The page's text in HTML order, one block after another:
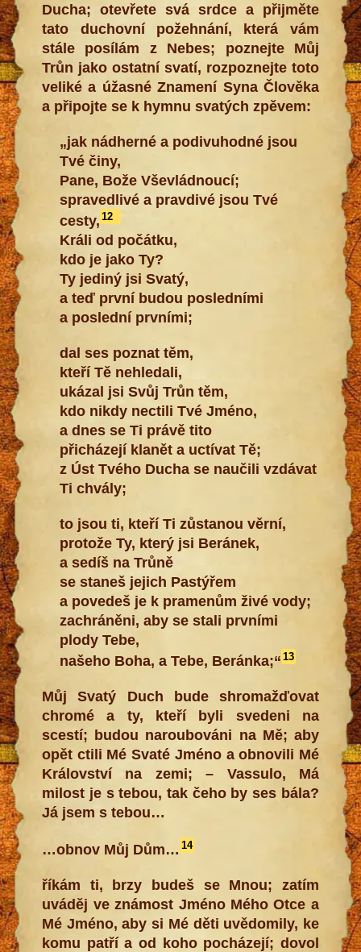
Ducha; otevřete svá srdce a přijměte
tato duchovní požehnání, která vám
stále posílám z Nebes; poznejte Můj
Trůn jako ostatní svatí, rozpoznejte toto
veliké a úžasné Znamení Syna Člověka
a připojte se k hymnu svatých zpěvem:
„jak nádherné a podivuhodné jsou
Tvé činy,
Pane, Bože Vševládnoucí;
spravedlivé a pravdivé jsou Tvé
cesty,12
Králi od počátku,
kdo je jako Ty?
Ty jediný jsi Svatý,
a teď první budou posledními
a poslední prvními;
dal ses poznat těm,
kteří Tě nehledali,
ukázal jsi Svůj Trůn těm,
kdo nikdy nectili Tvé Jméno,
a dnes se Ti právě tito
přicházejí klanět a uctívat Tě;
z Úst Tvého Ducha se naučili vzdávat
Ti chvály;
to jsou ti, kteří Ti zůstanou věrní,
protože Ty, který jsi Beránek,
a sedíš na Trůně
se staneš jejich Pastýřem
a povedeš je k pramenům živé vody;
zachráněni, aby se stali prvními
plody Tebe,
našeho Boha, a Tebe, Beránka;“13
Můj Svatý Duch bude shromažďovat
chromé a ty, kteří byli svedeni na
scestí; budou naroubováni na Mě; aby
opět ctili Mé Svaté Jméno a obnovili Mé
Království na zemi; – Vassulo, Má
milost je s tebou, tak čeho by ses bála?
Já jsem s tebou…
…obnov Můj Dům…14
říkám ti, brzy budeš se Mnou; zatím
uváděj ve známost Jméno Mého Otce a
Mé Jméno, aby si Mé děti uvědomily, ke
komu patří a od koho pocházejí; dovol